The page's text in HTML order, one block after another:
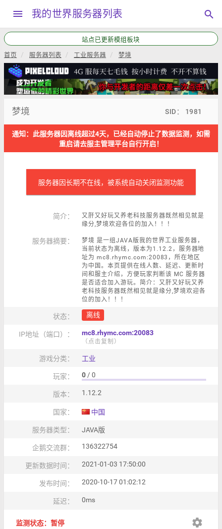
menu 我的世界服务器列表 search
站点已更新模组板块
首页 服务器列表 工业服务器 梦境
梦境 SID： 1981
通知：此服务器因离线超过4天，已经自动停止了数据监测，如需
重启请去服主管理平台自行开启！
服务器因长期不在线，被系统自动关闭监测功能
简介：
又肝又好玩又养老科技服务器既然相见就是
缘分,梦境欢迎各位的加入！！！
服务器摘要：
梦境 是一组JAVA版我的世界工业服务器，
当前状态为离线，版本为1.12.2，服务器地
址为 mc8.rhymc.com:20083，所在地区
为中国。本页提供在线人数、延迟、更新时
间和服主介绍，方便玩家判断该 MC 服务器
是否适合加入游玩。简介：又肝又好玩又养
老科技服务器既然相见就是缘分,梦境欢迎各
位的加入！！！
状态： 离线
IP地址（端口）： mc8.rhymc.com:20083
（点击复制）
游戏分类： 工业
玩家： 0 / 0
版本： 1.12.2
国家： 中国
服务器类型： JAVA版
企鹅交流群： 136322754
更新数据时间： 2021-01-03 17:50:00
发布时间： 2020-10-17 01:02:12
延迟： 0ms
监测状态：暂停 settings